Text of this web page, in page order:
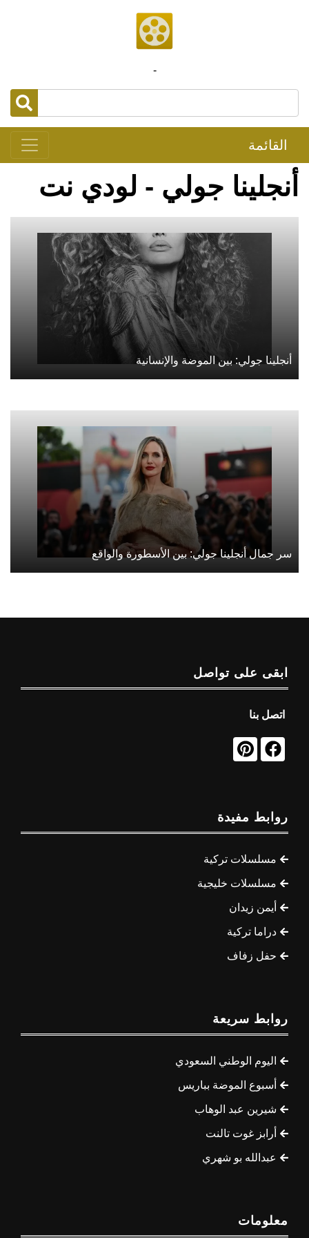
-
القائمة
أنجلينا جولي - لودي نت
أنجلينا جولي: بين الموضة والإنسانية
سر جمال أنجلينا جولي: بين الأسطورة والواقع
ابقى على تواصل
اتصل بنا
روابط مفيدة
مسلسلات تركية
مسلسلات خليجية
أيمن زيدان
دراما تركية
حفل زفاف
روابط سريعة
اليوم الوطني السعودي
أسبوع الموضة بباريس
شيرين عبد الوهاب
أرابز غوت تالنت
عبدالله بو شهري
معلومات